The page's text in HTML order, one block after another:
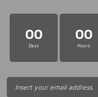
00
Days
00
Hours